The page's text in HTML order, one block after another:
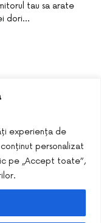
experiența de
personalizat
pe „Accept toate”,
tau sa arate
dori…